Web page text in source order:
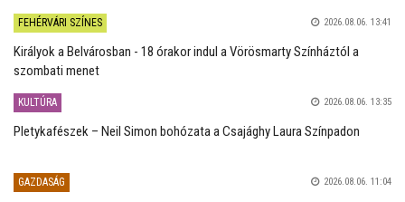
FEHÉRVÁRI SZÍNES 2026.08.06. 13:41
Királyok a Belvárosban - 18 órakor indul a Vörösmarty Színháztól a
szombati menet
KULTÚRA 2026.08.06. 13:35
Pletykafészek – Neil Simon bohózata a Csajághy Laura Színpadon
GAZDASÁG 2026.08.06. 11:04